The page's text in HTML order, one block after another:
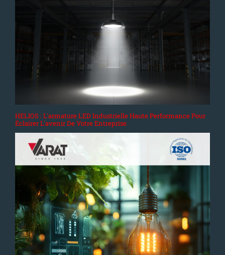
HELIOS : L'armature LED Industrielle Haute Performance Pour
Éclairer L'avenir De Votre Entreprise